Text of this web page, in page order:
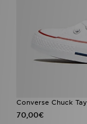
Converse Chuck
70,00€